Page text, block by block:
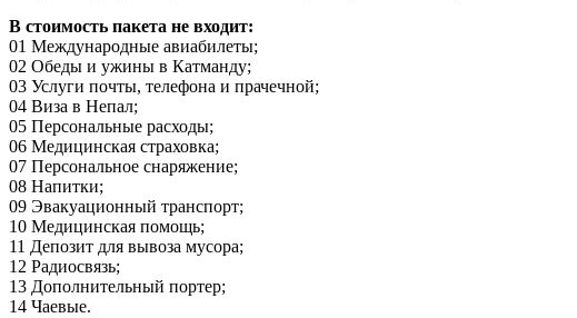
В стоимость пакета не входит:
01 Международные авиабилеты;
02 Обеды и ужины в Катманду;
03 Услуги почты, телефона и прачечной;
04 Виза в Непал;
05 Персональные расходы;
06 Медицинская страховка;
07 Персональное снаряжение;
08 Напитки;
09 Эвакуационный транспорт;
10 Медицинская помощь;
11 Депозит для вывоза мусора;
12 Радиосвязь;
13 Дополнительный портер;
14 Чаевые.